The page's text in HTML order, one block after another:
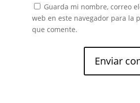
Guarda mi nombre, correo
web en este navegador para la
que comente.